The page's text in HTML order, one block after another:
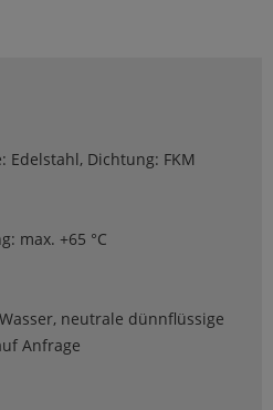
Edelstahl, Dichtung: FKM
max. +65 °C
neutrale dünnflüssige
Anfrage